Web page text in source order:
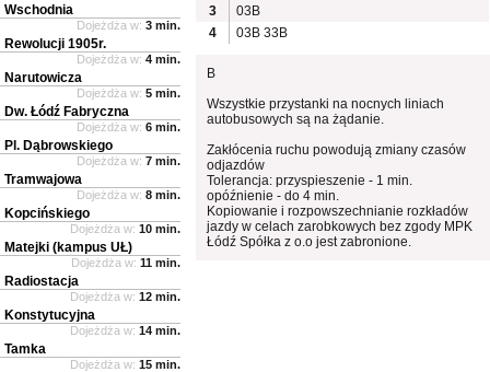
3
03B
4
03B 33B
B
Wszystkie przystanki na nocnych liniach
autobusowych są na żądanie.
Zakłócenia ruchu powodują zmiany czasów
odjazdów
Tolerancja: przyspieszenie - 1 min.
opóźnienie - do 4 min.
Kopiowanie i rozpowszechnianie rozkładów
jazdy w celach zarobkowych bez zgody MPK
Łódź Spółka z o.o jest zabronione.
Wschodnia
Dojeżdża w: 3 min.
Rewolucji 1905r.
Dojeżdża w: 4 min.
Narutowicza
Dojeżdża w: 5 min.
Dw. Łódź Fabryczna
Dojeżdża w: 6 min.
Pl. Dąbrowskiego
Dojeżdża w: 7 min.
Tramwajowa
Dojeżdża w: 8 min.
Kopcińskiego
Dojeżdża w: 10 min.
Matejki (kampus UŁ)
Dojeżdża w: 11 min.
Radiostacja
Dojeżdża w: 12 min.
Konstytucyjna
Dojeżdża w: 14 min.
Tamka
Dojeżdża w: 15 min.